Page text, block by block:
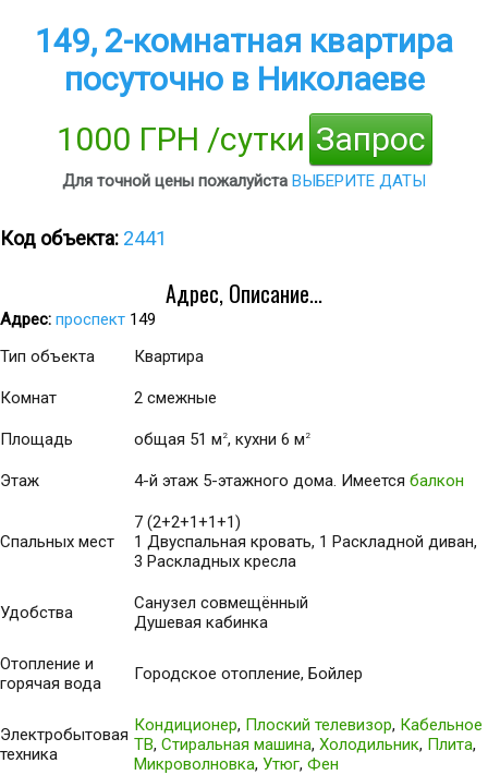
149, 2-комнатная квартира
посуточно в Николаеве
1000 ГРН /сутки Запрос
Для точной цены пожалуйста ВЫБЕРИТЕ ДАТЫ
Код объекта: 2441
Адрес, Описание...
Адрес: проспект 149
Тип объекта
Квартира
Комнат 2 смежные
Площадь общая 51 м 2, кухни 6 м 2
Этаж 4-й этаж 5-этажного дома. Имеется балкон
Спальных мест
7 (2+2+1+1+1)
1 Двуспальная кровать, 1 Раскладной диван,
3 Раскладных кресла
Удобства
Санузел совмещённый
Душевая кабинка
Отопление и
горячая вода
Городское отопление, Бойлер
Электробытовая
техника
Кондиционер, Плоский телевизор, Кабельное
ТВ, Стиральная машина, Холодильник, Плита,
Микроволновка, Утюг, Фен